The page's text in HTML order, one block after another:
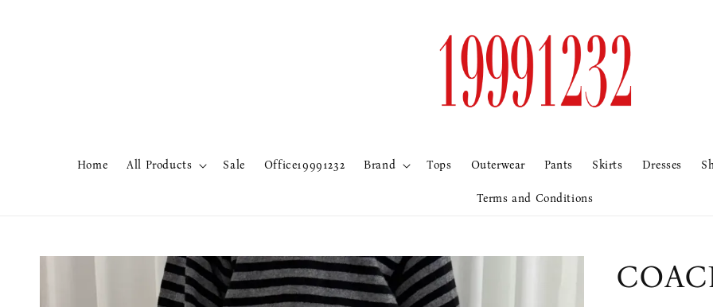
Home All Products Sale Office19991232 Brand Tops Outerwear Pants Skirts Dresses
Terms and Conditions